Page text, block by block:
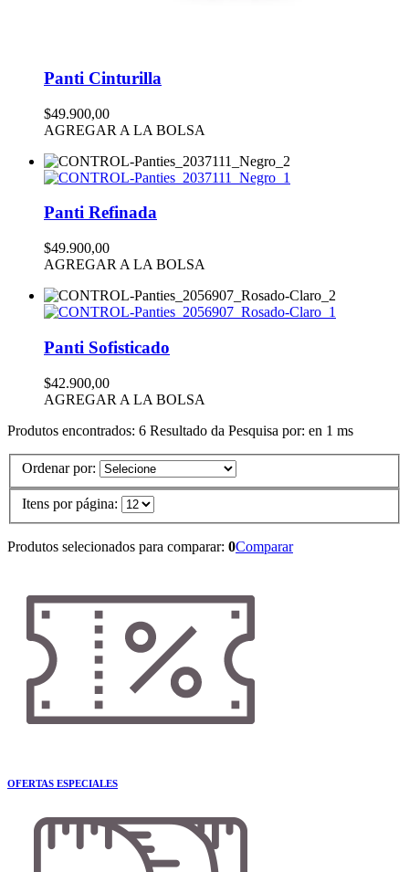
Panti Cinturilla
$49.900,00
AGREGAR A LA BOLSA
Panti Refinada
$49.900,00
AGREGAR A LA BOLSA
Panti Sofisticado
$42.900,00
AGREGAR A LA BOLSA
Produtos encontrados: 6 Resultado da Pesquisa por: en 1 ms
Ordenar por:
Itens por página:
Produtos selecionados para comparar: 0Comparar
OFERTAS ESPECIALES